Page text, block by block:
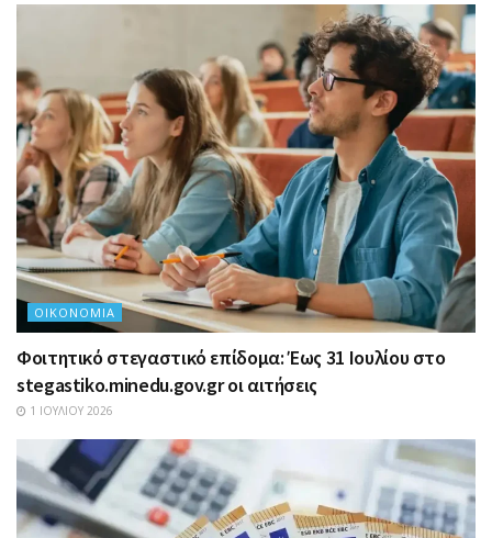
ΟΙΚΟΝΟΜΊΑ
Φοιτητικό στεγαστικό επίδομα: Έως 31 Ιουλίου στο
stegastiko.minedu.gov.gr οι αιτήσεις
1 ΙΟΥΛΊΟΥ 2026